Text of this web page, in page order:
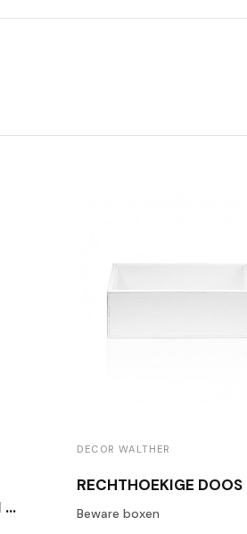
HANDDOEKHAAK CT HAK1 MAT ZWART
DECOR WALTHER
Beware boxen